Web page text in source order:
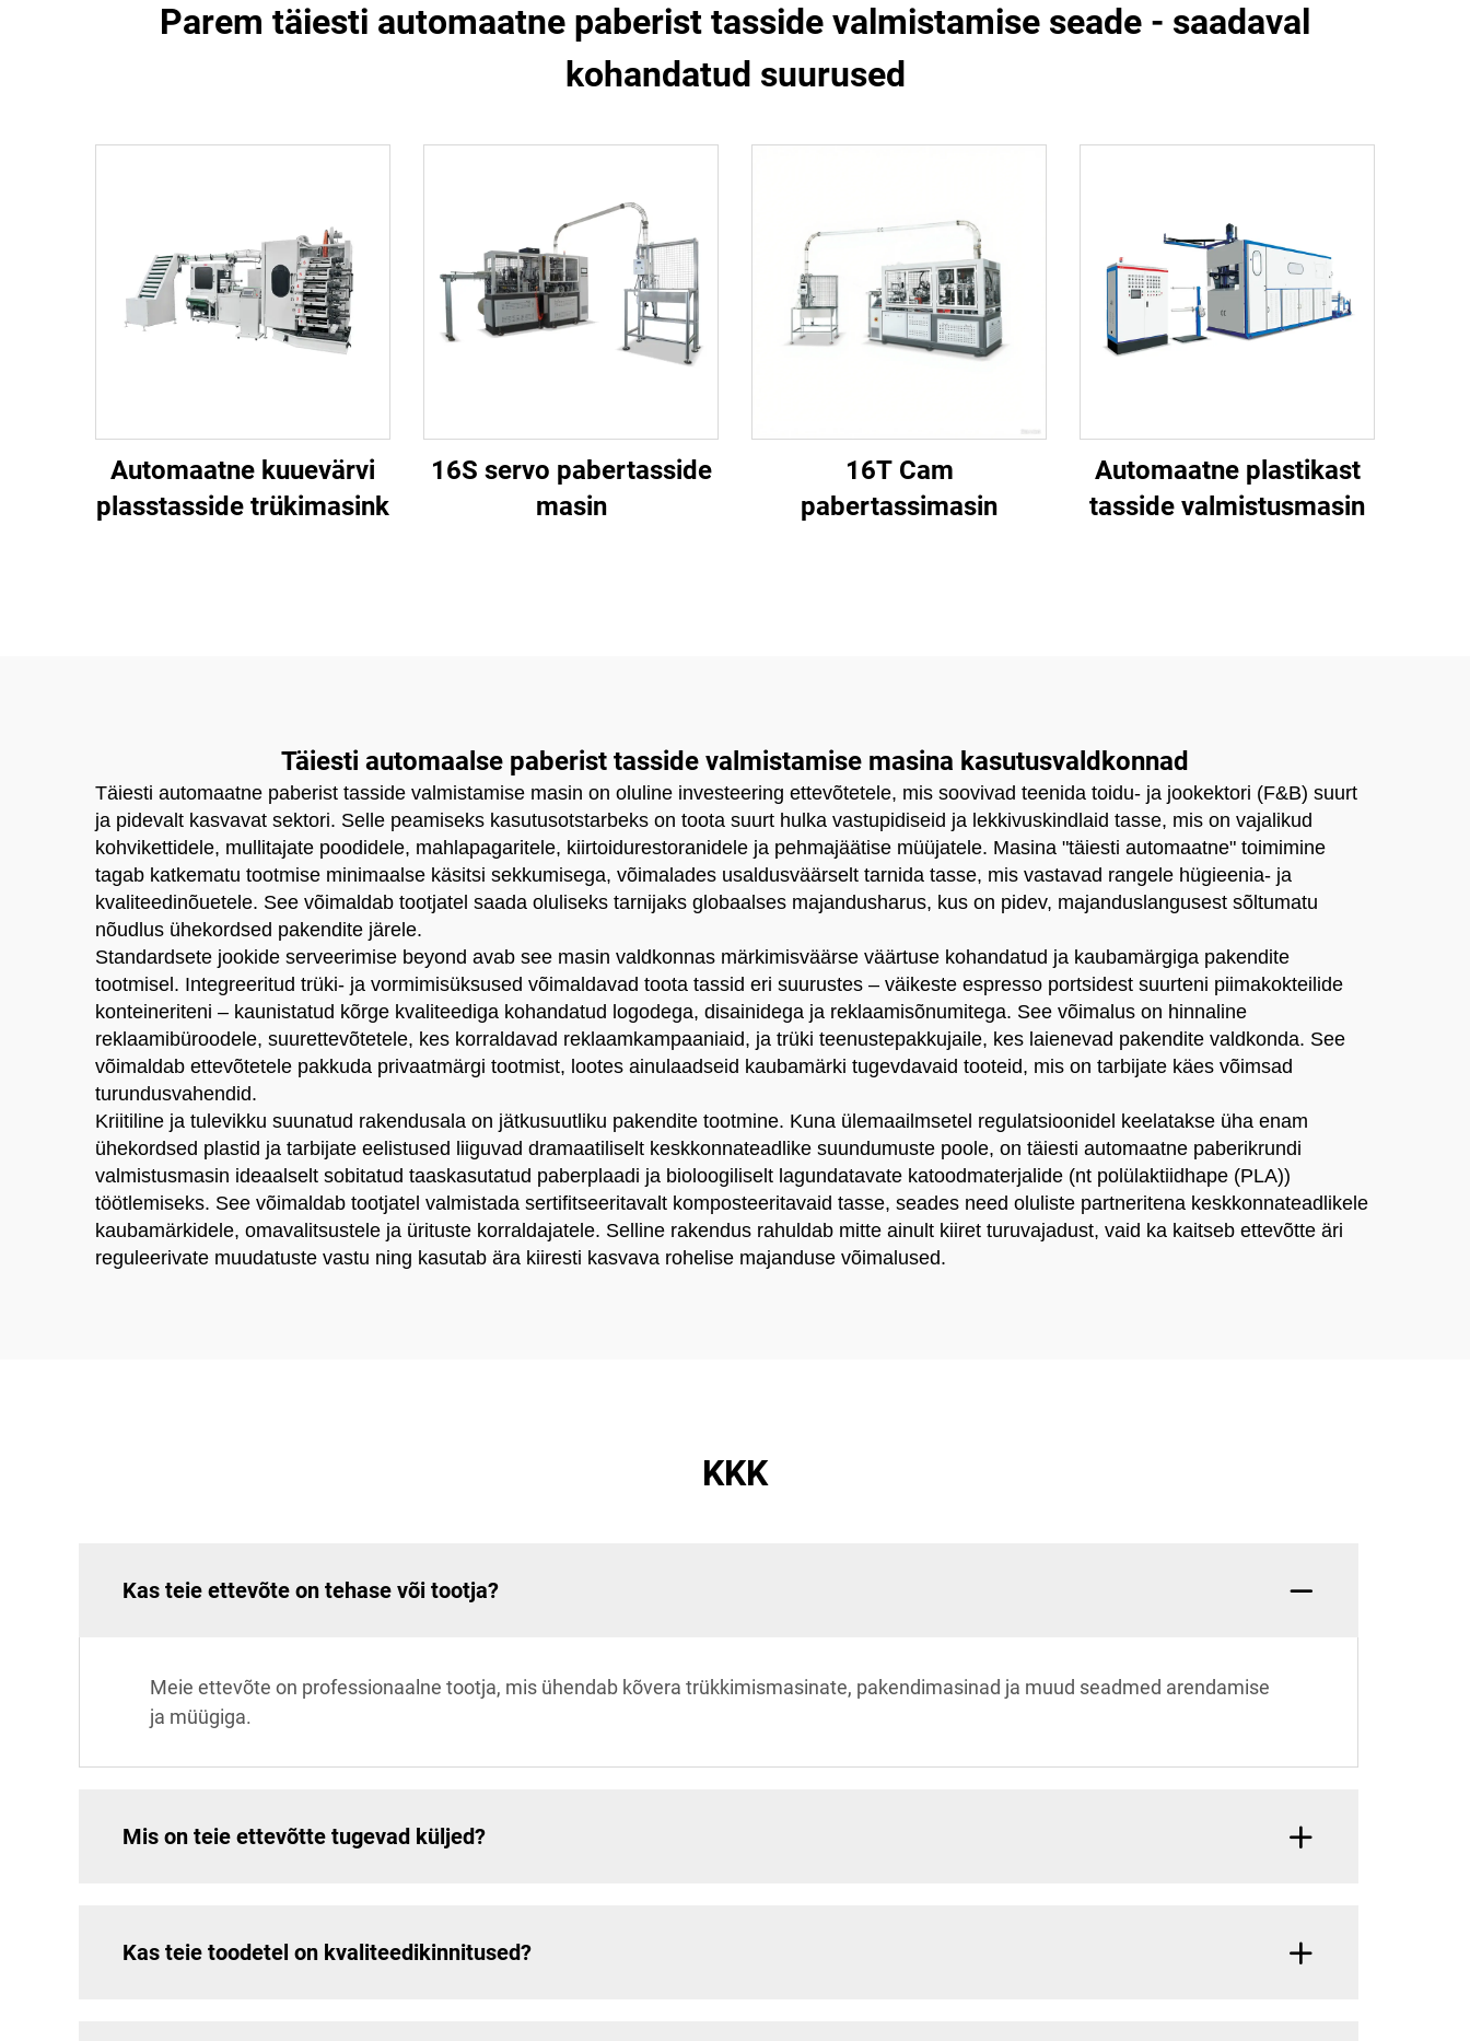
Parem täiesti automaatne paberist tasside valmistamise seade - saadaval
kohandatud suurused
Automaatne kuuevärvi
plasstasside trükimasink
16S servo pabertasside
masin
16T Cam
pabertassimasin
Automaatne plastikast
tasside valmistusmasin
Täiesti automaalse paberist tasside valmistamise masina kasutusvaldkonnad
Täiesti automaatne paberist tasside valmistamise masin on oluline investeering ettevõtetele, mis soovivad teenida toidu- ja jookektori (F&B) suurt
ja pidevalt kasvavat sektori. Selle peamiseks kasutusotstarbeks on toota suurt hulka vastupidiseid ja lekkivuskindlaid tasse, mis on vajalikud
kohvikettidele, mullitajate poodidele, mahlapagaritele, kiirtoidurestoranidele ja pehmajäätise müüjatele. Masina "täiesti automaatne" toimimine
tagab katkematu tootmise minimaalse käsitsi sekkumisega, võimalades usaldusväärselt tarnida tasse, mis vastavad rangele hügieenia- ja
kvaliteedinõuetele. See võimaldab tootjatel saada oluliseks tarnijaks globaalses majandusharus, kus on pidev, majanduslangusest sõltumatu
nõudlus ühekordsed pakendite järele.
Standardsete jookide serveerimise beyond avab see masin valdkonnas märkimisväärse väärtuse kohandatud ja kaubamärgiga pakendite
tootmisel. Integreeritud trüki- ja vormimisüksused võimaldavad toota tassid eri suurustes – väikeste espresso portsidest suurteni piimakokteilide
konteineriteni – kaunistatud kõrge kvaliteediga kohandatud logodega, disainidega ja reklaamisõnumitega. See võimalus on hinnaline
reklaamibüroodele, suurettevõtetele, kes korraldavad reklaamkampaaniaid, ja trüki teenustepakkujaile, kes laienevad pakendite valdkonda. See
võimaldab ettevõtetele pakkuda privaatmärgi tootmist, lootes ainulaadseid kaubamärki tugevdavaid tooteid, mis on tarbijate käes võimsad
turundusvahendid.
Kriitiline ja tulevikku suunatud rakendusala on jätkusuutliku pakendite tootmine. Kuna ülemaailmsetel regulatsioonidel keelatakse üha enam
ühekordsed plastid ja tarbijate eelistused liiguvad dramaatiliselt keskkonnateadlike suundumuste poole, on täiesti automaatne paberikrundi
valmistusmasin ideaalselt sobitatud taaskasutatud paberplaadi ja bioloogiliselt lagundatavate katoodmaterjalide (nt polülaktiidhape (PLA))
töötlemiseks. See võimaldab tootjatel valmistada sertifitseeritavalt komposteeritavaid tasse, seades need oluliste partneritena keskkonnateadlikele
kaubamärkidele, omavalitsustele ja ürituste korraldajatele. Selline rakendus rahuldab mitte ainult kiiret turuvajadust, vaid ka kaitseb ettevõtte äri
reguleerivate muudatuste vastu ning kasutab ära kiiresti kasvava rohelise majanduse võimalused.
KKK
Kas teie ettevõte on tehase või tootja?
Meie ettevõte on professionaalne tootja, mis ühendab kõvera trükkimismasinate, pakendimasinad ja muud seadmed arendamise
ja müügiga.
Mis on teie ettevõtte tugevad küljed?
Kas teie toodetel on kvaliteedikinnitused?